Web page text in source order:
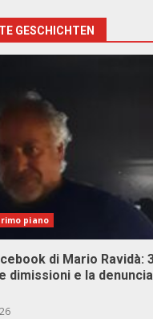
GESCHICHTEN
piano
di Mario Ravidà:
dimissioni e la